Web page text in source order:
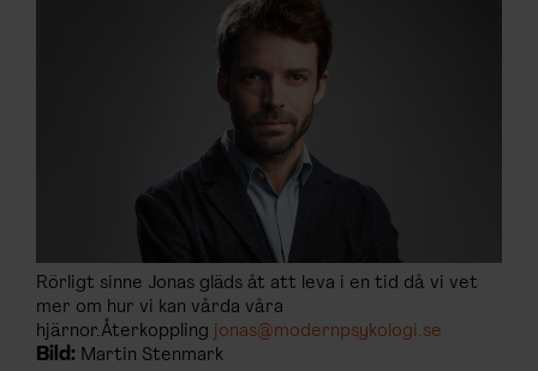
EVENEMANG & RESOR
KONTAKTA F&F
SKRIV I F&F
PRENUMERERA PÅ F&F
Rörligt sinne Jonas gläds åt att leva i en tid då vi vet
mer om hur vi kan vårda våra
hjärnor.Återkoppling jonas@modernpsykologi.se
Bild: Martin Stenmark